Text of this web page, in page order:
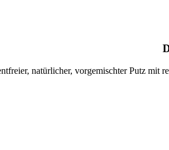
natürlicher, vorgemischter Putz